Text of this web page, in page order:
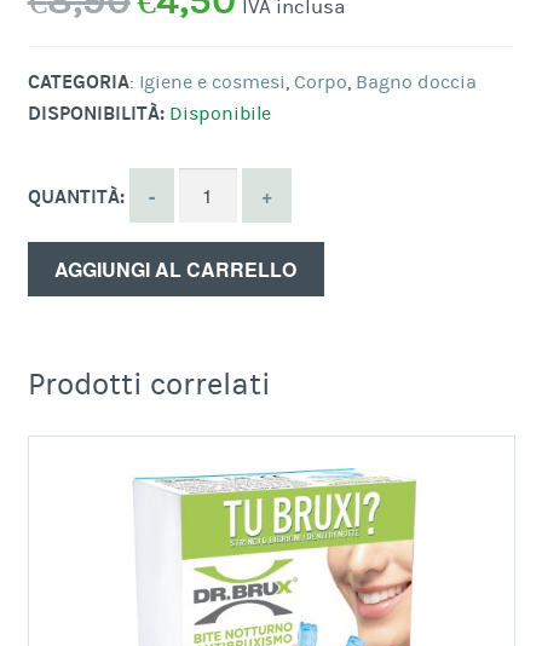
originale
era:
€8,90.
attuale
è:
€4,50.
IVA inclusa
CATEGORIA: Igiene e cosmesi, Corpo, Bagno doccia
DISPONIBILITÀ: Disponibile
QUANTITÀ:
AGGIUNGI AL CARRELLO
Prodotti correlati